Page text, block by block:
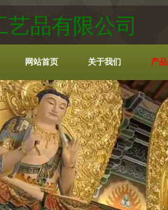
品有限公司
网站首页 关于我们 产